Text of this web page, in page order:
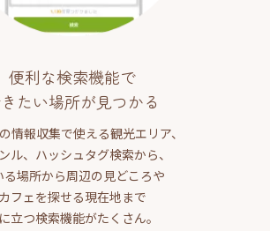
便利な検索機能で
たい場所が見つかる
情報収集で使える観光エリア、
ル、ハッシュタグ検索から、
る場所から周辺の見どころや
カフェを探せる現在地まで
立つ検索機能がたくさん。